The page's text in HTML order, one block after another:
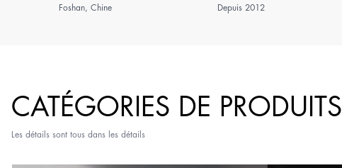
Foshan, Chine Depuis 2012
CATÉGORIES DE PRODUITS
Les détails sont tous dans les détails